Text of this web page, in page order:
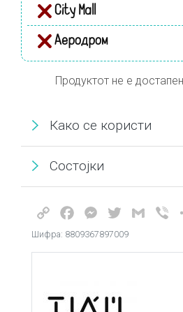
City Mall
Аеродром
Продуктот не е
Како се користи
Состојки
Copy
Link
FacebookMessenger
TwitterGmail
Шифра: 8809367897009